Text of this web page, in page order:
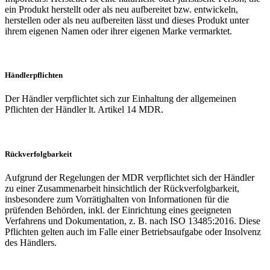
ein Produkt herstellt oder als neu aufbereitet bzw. entwickeln,
herstellen oder als neu aufbereiten lässt und dieses Produkt unter
ihrem eigenen Namen oder ihrer eigenen Marke vermarktet.
Händlerpflichten
Der Händler verpflichtet sich zur Einhaltung der allgemeinen
Pflichten der Händler lt. Artikel 14 MDR.
Rückverfolgbarkeit
Aufgrund der Regelungen der MDR verpflichtet sich der Händler
zu einer Zusammenarbeit hinsichtlich der Rückverfolgbarkeit,
insbesondere zum Vorrätighalten von Informationen für die
prüfenden Behörden, inkl. der Einrichtung eines geeigneten
Verfahrens und Dokumentation, z. B. nach ISO 13485:2016. Diese
Pflichten gelten auch im Falle einer Betriebsaufgabe oder Insolvenz
des Händlers.